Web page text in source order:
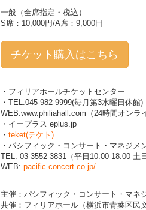
一般（全席指定・税込）
S席：10,000円/A席：9,000円
チケット購入はこちら
・フィリアホールチケットセンター
・TEL:045-982-9999(毎月第3水曜日休館)
WEB:www.philiahall.com（24時間オンラ
・イープラス eplus.jp
・ teket(テケト)
・パシフィック・コンサート・マネジメ
TEL: 03-3552-3831（平日10:00-18:00 土
WEB: pacific-concert.co.jp/
主催：パシフィック・コンサート・マネ
共催：フィリアホール（横浜市青葉区民